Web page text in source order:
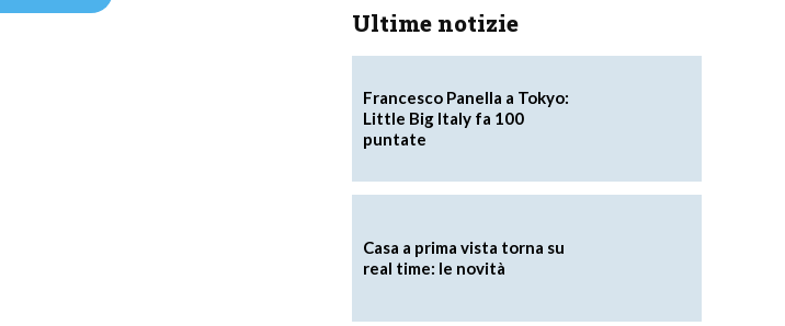
Ultime notizie
Francesco Panella a Tokyo:
Little Big Italy fa 100
puntate
Casa a prima vista torna su
real time: le novità